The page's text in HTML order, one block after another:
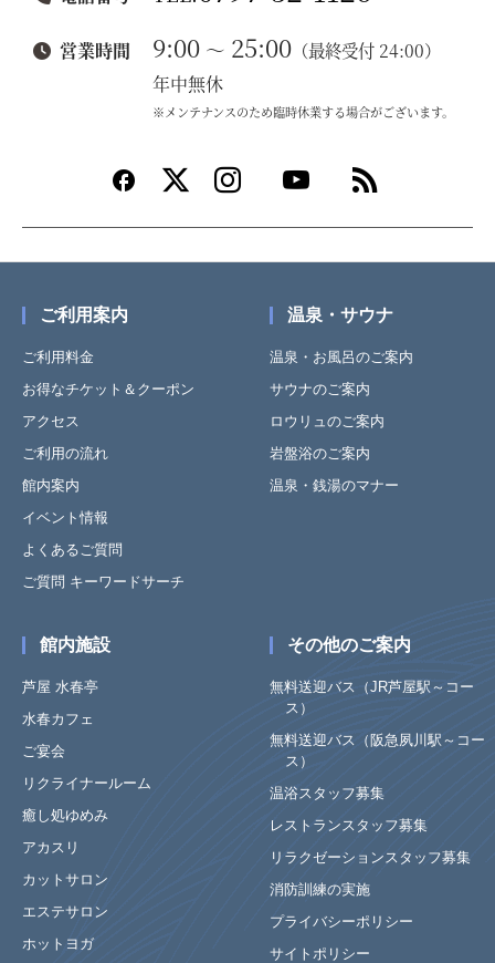
営業時間 9:00 ～ 25:00 （最終受付 24:00）
年中無休
※メンテナンスのため臨時休業する場合がございます。
ご利用案内
ご利用料金
お得なチケット＆クーポン
アクセス
ご利用の流れ
館内案内
イベント情報
よくあるご質問
ご質問 キーワードサーチ
温泉・サウナ
温泉・お風呂のご案内
サウナのご案内
ロウリュのご案内
岩盤浴のご案内
温泉・銭湯のマナー
館内施設
芦屋 水春亭
水春カフェ
ご宴会
リクライナールーム
癒し処ゆめみ
アカスリ
カットサロン
エステサロン
ホットヨガ
その他のご案内
無料送迎バス（JR芦屋駅～コー
ス）
無料送迎バス（阪急夙川駅～コー
ス）
温浴スタッフ募集
レストランスタッフ募集
リラクゼーションスタッフ募集
消防訓練の実施
プライバシーポリシー
サイトポリシー